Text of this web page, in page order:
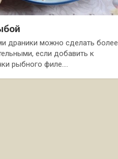
драники можно сделать более
если добавить к
рыбного филе.…